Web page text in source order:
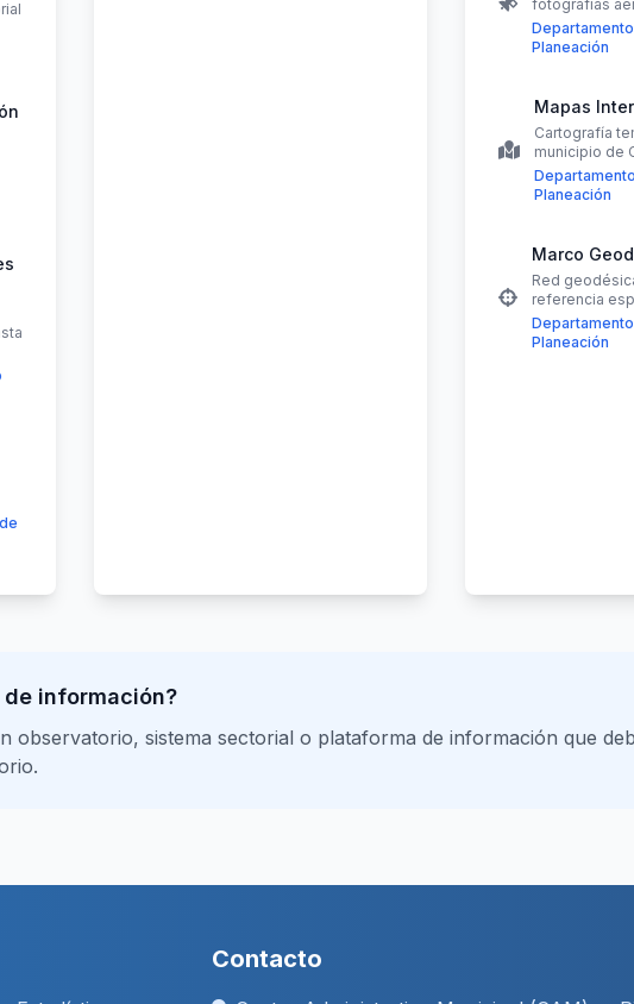
fotografías
Planeación
Mapas
Cartografía
municipio de
Planeación
Marco
Red
referencia
Planeación
información?
observatorio, sistema sectorial o plataforma de información que
Contacto